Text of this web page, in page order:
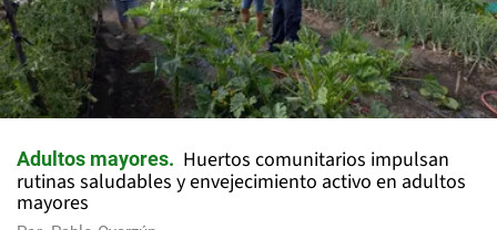
Adultos mayores
Huertos comunitarios impulsan
rutinas saludables y envejecimiento activo en adultos
mayores